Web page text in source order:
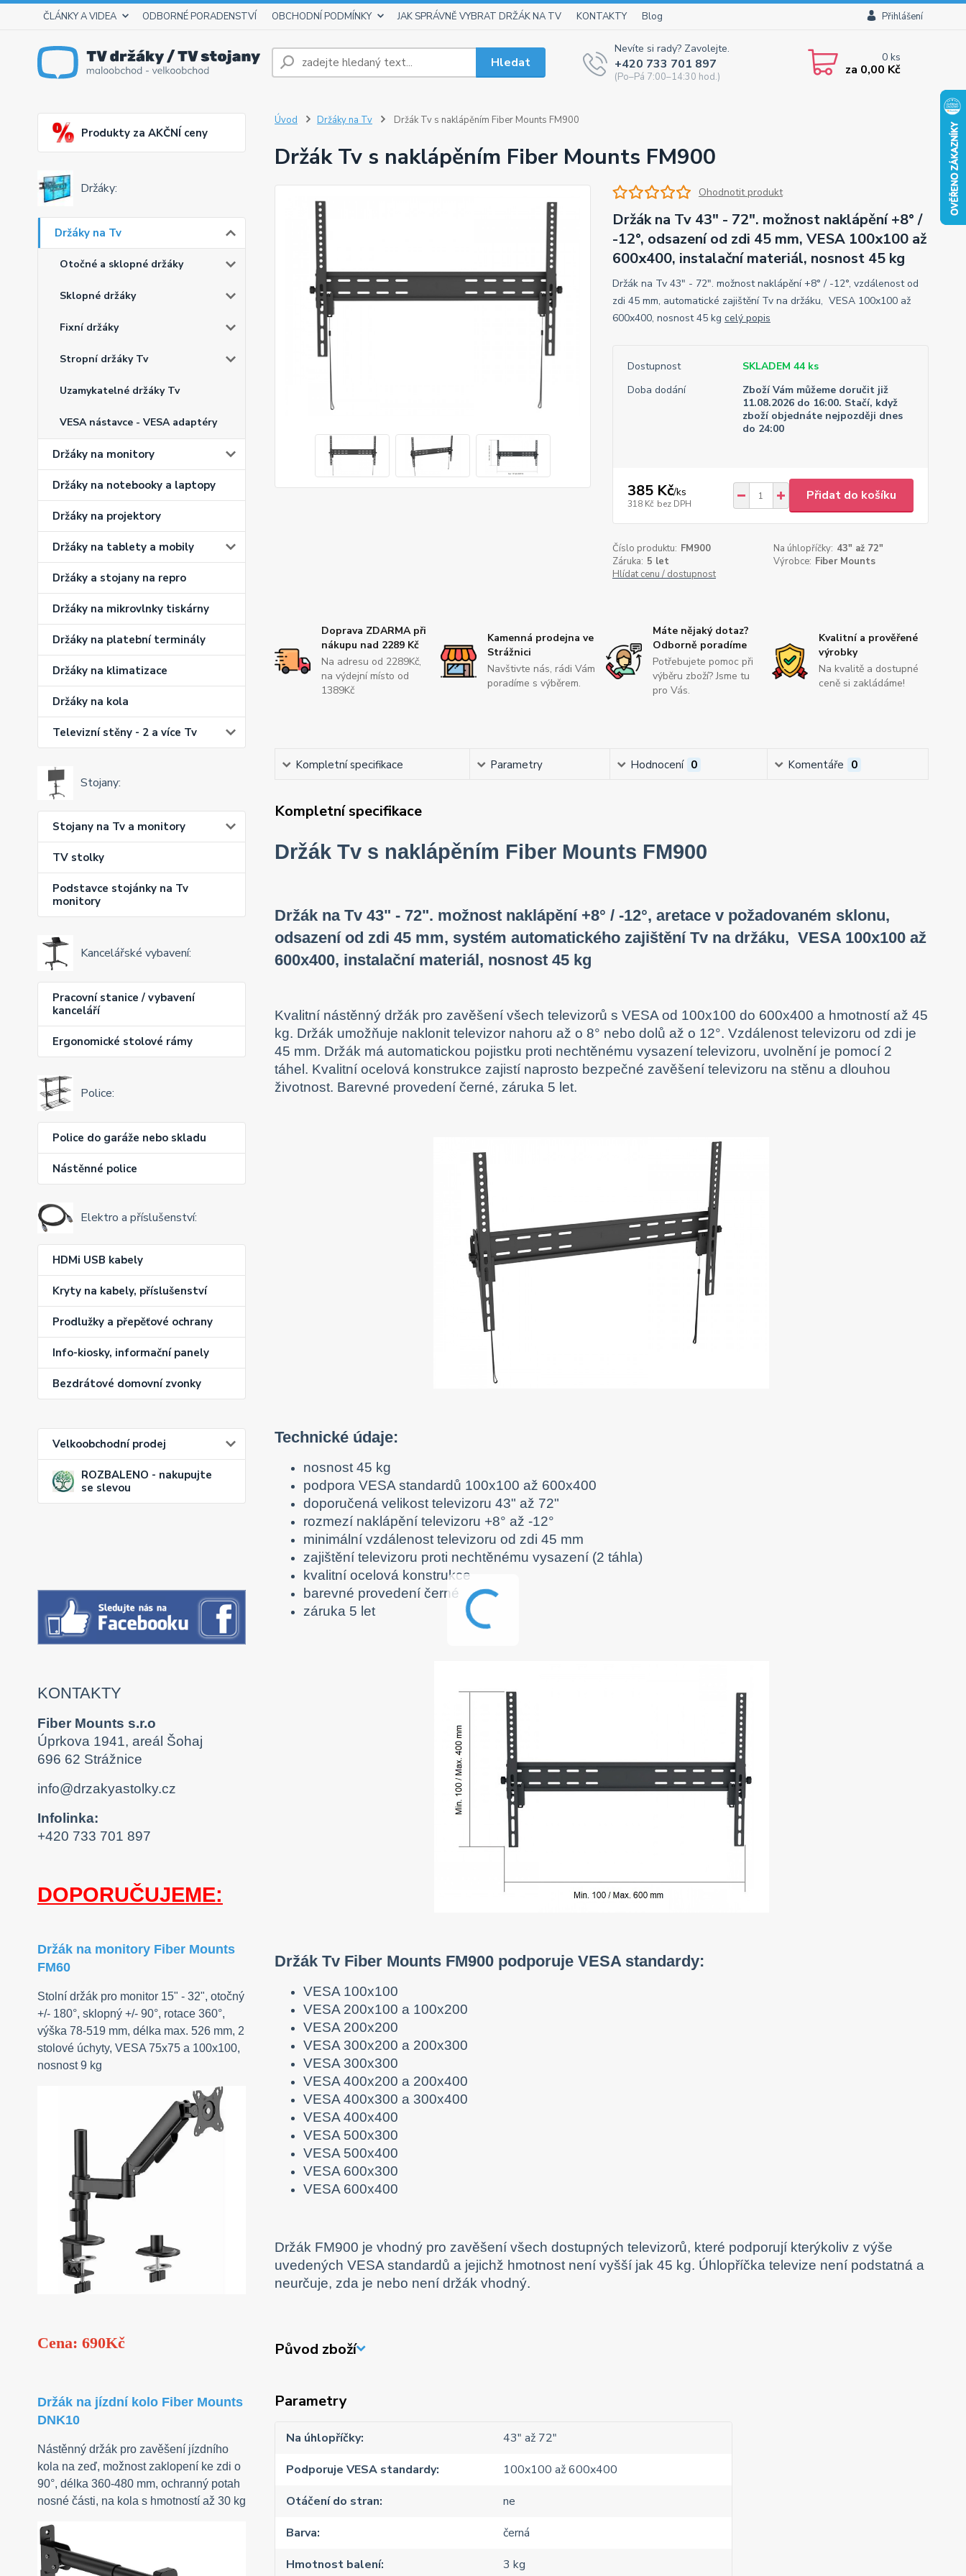
ČLÁNKY A VIDEA ODBORNÉ PORADENSTVÍ OBCHODNÍ PODMÍNKY JAK SPRÁVNĚ VYBRAT DRŽÁK NA TV KONTAKTY Blog Přihlášení
Hledat
Nevíte si rady? Zavolejte.
+420 733 701 897
(Po–Pá 7:00–14:30 hod.)
0ks
za 0,00 Kč
Produkty za AKČNÍ ceny
Držáky:
Držáky na Tv
Otočné a sklopné držáky
Sklopné držáky
Fixní držáky
Stropní držáky Tv
Uzamykatelné držáky Tv
VESA nástavce - VESA adaptéry
Držáky na monitory
Držáky na notebooky a laptopy
Držáky na projektory
Držáky na tablety a mobily
Držáky a stojany na repro
Držáky na mikrovlnky tiskárny
Držáky na platební terminály
Držáky na klimatizace
Držáky na kola
Televizní stěny - 2 a více Tv
Stojany:
Stojany na Tv a monitory
TV stolky
Podstavce stojánky na Tv
monitory
Kancelářské vybavení:
Pracovní stanice / vybavení
kanceláří
Ergonomické stolové rámy
Police:
Police do garáže nebo skladu
Nástěnné police
Elektro a příslušenství:
HDMi USB kabely
Kryty na kabely, příslušenství
Prodlužky a přepěťové ochrany
Info-kiosky, informační panely
Bezdrátové domovní zvonky
Velkoobchodní prodej
ROZBALENO - nakupujte
se slevou
KONTAKTY
Fiber Mounts s.r.o
Úprkova 1941, areál Šohaj
696 62 Strážnice
info@drzakyastolky.cz
Infolinka:
+420 733 701 897
DOPORUČUJEME:
Držák na monitory Fiber Mounts
FM60
Stolní držák pro monitor 15" - 32", otočný
+/- 180°, sklopný +/- 90°, rotace 360°,
výška 78-519 mm, délka max. 526 mm, 2
stolové úchyty, VESA 75x75 a 100x100,
nosnost 9 kg
Cena: 690Kč
Držák na jízdní kolo Fiber Mounts
DNK10
Nástěnný držák pro zavěšení jízdního
kola na zeď, možnost zaklopení ke zdi o
90°, délka 360-480 mm, ochranný potah
nosné části, na kola s hmotností až 30 kg
Úvod Držáky na Tv Držák Tv s naklápěním Fiber Mounts FM900
Držák Tv s naklápěním Fiber Mounts FM900
Ohodnotit produkt
Držák na Tv 43" - 72". možnost naklápění +8° /
-12°, odsazení od zdi 45 mm, VESA 100x100 až
600x400, instalační materiál, nosnost 45 kg
Držák na Tv 43" - 72". možnost naklápění +8° / -12°, vzdálenost od
zdi 45 mm, automatické zajištění Tv na držáku, VESA 100x100 až
600x400, nosnost 45 kg celý popis
Dostupnost
SKLADEM 44 ks
Doba dodání
Zboží Vám můžeme doručit již
11.08.2026 do 16:00. Stačí, když
zboží objednáte nejpozději dnes
do 24:00
385 Kč/ks
318 Kč bez DPH
Přidat do košíku
Číslo produktu: FM900 Na úhlopříčky: 43" až 72"
Záruka: 5 let Výrobce: Fiber Mounts
Hlídat cenu / dostupnost
Doprava ZDARMA při
nákupu nad 2289 Kč
Na adresu od 2289Kč,
na výdejní místo od
1389Kč
Kamenná prodejna ve
Strážnici
Navštivte nás, rádi Vám
poradíme s výběrem.
Máte nějaký dotaz?
Odborně poradíme
Potřebujete pomoc při
výběru zboží? Jsme tu
pro Vás.
Kvalitní a prověřené
výrobky
Na kvalitě a dostupné
ceně si zakládáme!
Kompletní specifikace Parametry Hodnocení 0 Komentáře 0
Kompletní specifikace
Držák Tv s naklápěním Fiber Mounts FM900
Držák na Tv 43" - 72". možnost naklápění +8° / -12°, aretace v požadovaném sklonu,
odsazení od zdi 45 mm, systém automatického zajištění Tv na držáku, VESA 100x100 až
600x400, instalační materiál, nosnost 45 kg
Kvalitní nástěnný držák pro zavěšení všech televizorů s VESA od 100x100 do 600x400 a hmotností až 45
kg. Držák umožňuje naklonit televizor nahoru až o 8° nebo dolů až o 12°. Vzdálenost televizoru od zdi je
45 mm. Držák má automatickou pojistku proti nechtěnému vysazení televizoru, uvolnění je pomocí 2
táhel. Kvalitní ocelová konstrukce zajistí naprosto bezpečné zavěšení televizoru na stěnu a dlouhou
životnost. Barevné provedení černé, záruka 5 let.
Technické údaje:
nosnost 45 kg
podpora VESA standardů 100x100 až 600x400
doporučená velikost televizoru 43" až 72"
rozmezí naklápění televizoru +8° až -12°
minimální vzdálenost televizoru od zdi 45 mm
zajištění televizoru proti nechtěnému vysazení (2 táhla)
kvalitní ocelová konstrukce
barevné provedení černé
záruka 5 let
Držák Tv Fiber Mounts FM900 podporuje VESA standardy:
VESA 100x100
VESA 200x100 a 100x200
VESA 200x200
VESA 300x200 a 200x300
VESA 300x300
VESA 400x200 a 200x400
VESA 400x300 a 300x400
VESA 400x400
VESA 500x300
VESA 500x400
VESA 600x300
VESA 600x400
Držák FM900 je vhodný pro zavěšení všech dostupných televizorů, které podporují kterýkoliv z výše
uvedených VESA standardů a jejichž hmotnost není vyšší jak 45 kg. Úhlopříčka televize není podstatná a
neurčuje, zda je nebo není držák vhodný.
Původ zboží
Parametry
Na úhlopříčky
43" až 72"
Podporuje VESA standardy
100x100 až 600x400
Otáčení do stran
ne
Barva
černá
Hmotnost balení
3 kg